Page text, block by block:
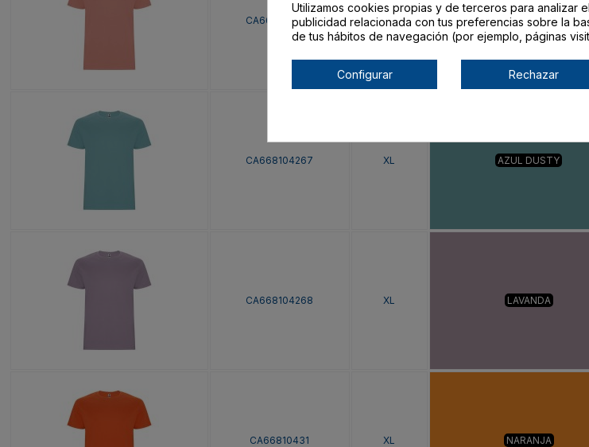
CA668104266 XL NARANJA CLAY
CA668104267 XL AZUL DUSTY
CA668104268 XL LAVANDA
CA66810431 XL NARANJA
Utilizamos cookies propias y de terceros para analizar
publicidad relacionada con tus preferencias sobre la
de tus hábitos de navegación (por ejemplo, páginas
Configurar Rechazar